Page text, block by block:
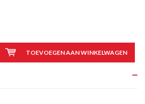
TOEVOEGEN AAN WINKELWAGEN